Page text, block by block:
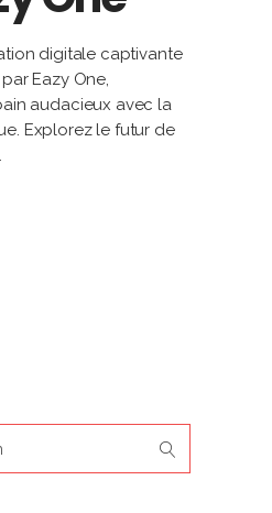
digitale captivante
Eazy One,
audacieux avec la
Explorez le futur de